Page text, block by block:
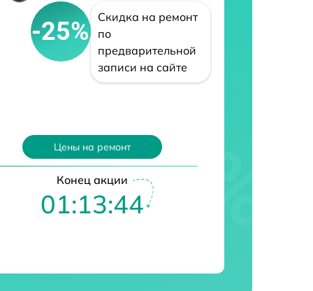
-25%
Скидка на ремонт
по
предварительной
записи на сайте
Цены на ремонт
Конец акции
01:13:43